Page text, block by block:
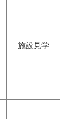
施設見学